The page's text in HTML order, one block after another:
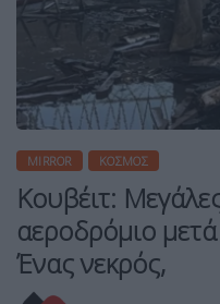
MIRROR ΚΌΣΜΟΣ
Κουβέιτ:
αεροδρόμιο
Ένας νεκρός,